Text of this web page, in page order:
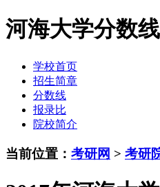
河海大学分数线
学校首页
招生简章
分数线
报录比
院校简介
当前位置： 考研网 > 考研